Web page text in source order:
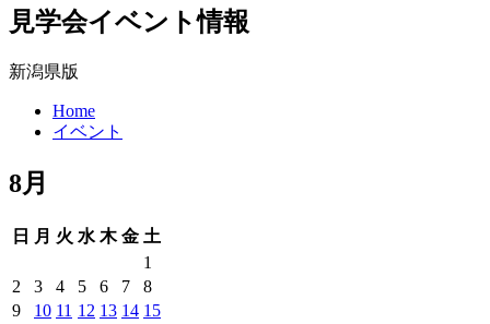
見学会イベント情報
新潟県版
Home
イベント
8月
日 月 火 水 木 金 土
1
2
3 4 5 6 7
8
9
10 11 12 13 14 15